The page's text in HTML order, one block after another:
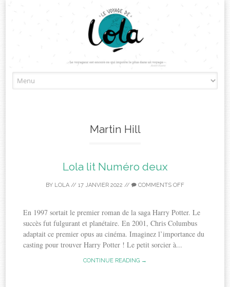
to
Martin Hill
Lola lit Numéro deux
BY LOLA // 17 JANVIER 2022 // COMMENTS OFF
En 1997 sortait le premier roman de la saga Harry Potter. Le
succès fut fulgurant et planétaire. En 2001, Chris Columbus
adaptait ce premier opus au cinéma. Imaginez l’importance du
casting pour trouver Harry Potter ! Le petit sorcier à...
CONTINUE READING →